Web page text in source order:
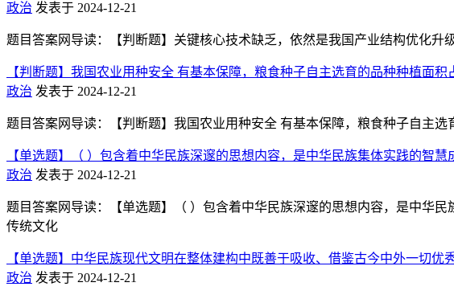
政治 发表于 2024-12-21
题目答案网导读：【判断题】关键核心技术缺乏，依然是我国产业结构优化
【判断题】我国农业用种安全 有基本保障，粮食种子自主选育的品种种植面积
政治 发表于 2024-12-21
题目答案网导读：【判断题】我国农业用种安全 有基本保障，粮食种子自主
【单选题】（ ）包含着中华民族深邃的思想内容，是中华民族集体实践的智慧
政治 发表于 2024-12-21
题目答案网导读：【单选题】（ ）包含着中华民族深邃的思想内容，是中华
传统文化
【单选题】中华民族现代文明在整体建构中既善于吸收、借鉴古今中外一切
政治 发表于 2024-12-21